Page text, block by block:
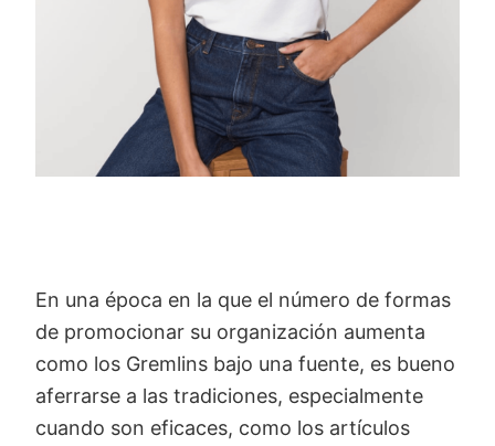
En una época en la que el número de formas
de promocionar su organización aumenta
como los Gremlins bajo una fuente, es bueno
aferrarse a las tradiciones, especialmente
cuando son eficaces, como los artículos